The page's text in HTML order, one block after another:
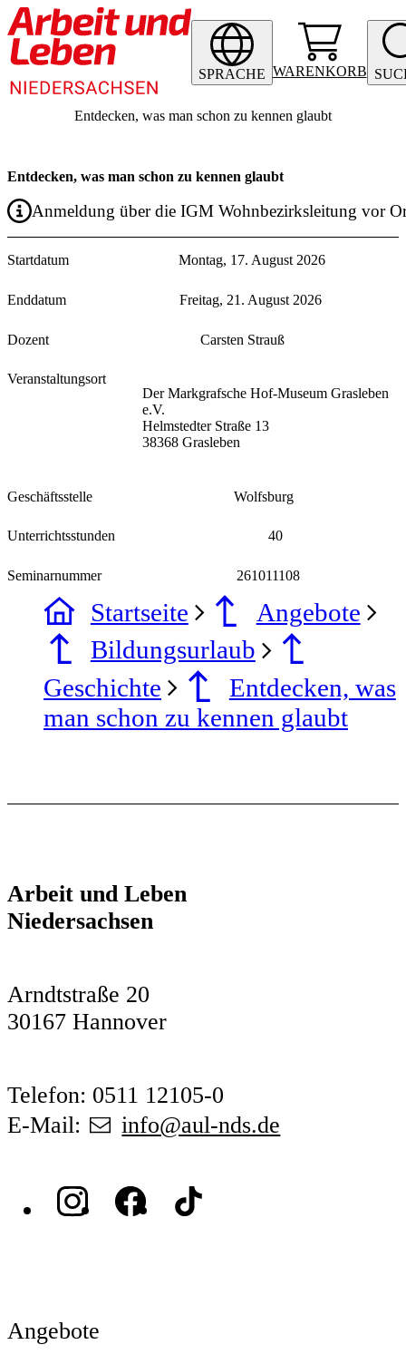
SPRACHE WARENKORB
Entdecken, was man schon zu kennen glaubt
Entdecken, was man schon zu kennen glaubt
Anmeldung über die IGM Wohnbezirksleitung vor
Startdatum Montag, 17. August 2026
Enddatum Freitag, 21. August 2026
Dozent Carsten Strauß
Veranstaltungsort
Der Markgrafsche Hof-Museum Grasleben
e.V.
Helmstedter Straße 13
38368 Grasleben
Geschäftsstelle Wolfsburg
Unterrichtsstunden 40
Seminarnummer 261011108
Startseite
Angebote
Bildungsurlaub
Geschichte
Entdecken, was
man schon zu kennen glaubt
Arbeit und Leben
Niedersachsen
Arndtstraße 20
30167 Hannover
Telefon: 0511 12105-0
E-Mail:
info@aul-nds.de
Angebote